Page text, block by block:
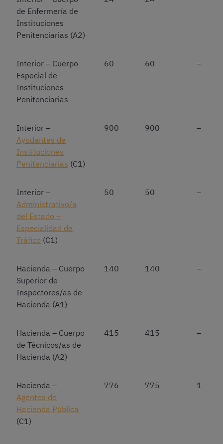
de Enfermería de
Instituciones
Penitenciarias (A2)
Interior – Cuerpo
Especial de
Instituciones
Penitenciarias
60 60 –
Interior –
Ayudantes de
Instituciones
Penitenciarias (C1)
900 900 –
Interior –
Administrativo/a
del Estado –
Especialidad de
Tráfico (C1)
50 50 –
Hacienda – Cuerpo
Superior de
Inspectores/as de
Hacienda (A1)
140 140 –
Hacienda – Cuerpo
de Técnicos/as de
Hacienda (A2)
415 415 –
Hacienda –
Agentes de
Hacienda Pública
(C1)
776 775 1